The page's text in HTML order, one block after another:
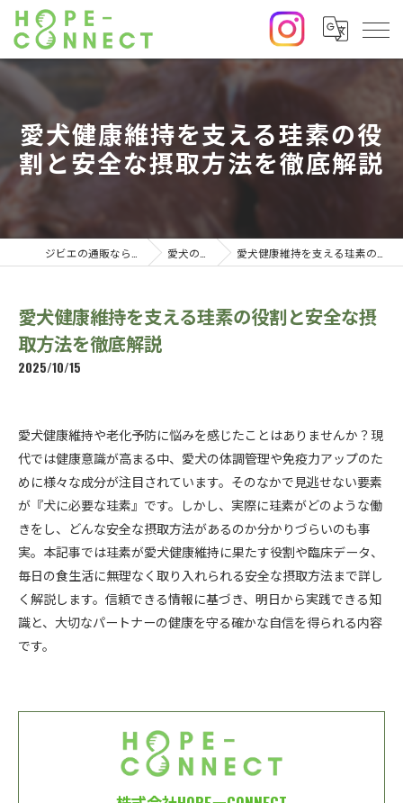
愛犬健康維持を支える珪素の役
割と安全な摂取方法を徹底解説
愛犬の食について 愛犬健康維持を支える珪素の役割と安全な摂取方法を徹底解説
愛犬健康維持を支える珪素の役割と安全な摂
取方法を徹底解説
2025/10/15
愛犬健康維持や老化予防に悩みを感じたことはありませんか？現
代では健康意識が高まる中、愛犬の体調管理や免疫力アップのた
めに様々な成分が注目されています。そのなかで見逃せない要素
が『犬に必要な珪素』です。しかし、実際に珪素がどのような働
きをし、どんな安全な摂取方法があるのか分かりづらいのも事
実。本記事では珪素が愛犬健康維持に果たす役割や臨床データ、
毎日の食生活に無理なく取り入れられる安全な摂取方法まで詳し
く解説します。信頼できる情報に基づき、明日から実践できる知
識と、大切なパートナーの健康を守る確かな自信を得られる内容
です。